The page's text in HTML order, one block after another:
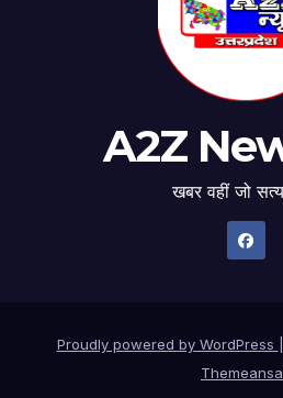
A2Z
खबर वहीं जो
Proudly powered by WordPress